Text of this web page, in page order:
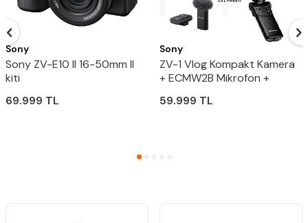
Sony
Sony ZV-E10 II 16-50mm II
kiti
69.999 TL
Sony
ZV-1 Vlog Kompakt Kamera
+ ECMW2B Mikrofon +
Tutamacı
59.999 TL